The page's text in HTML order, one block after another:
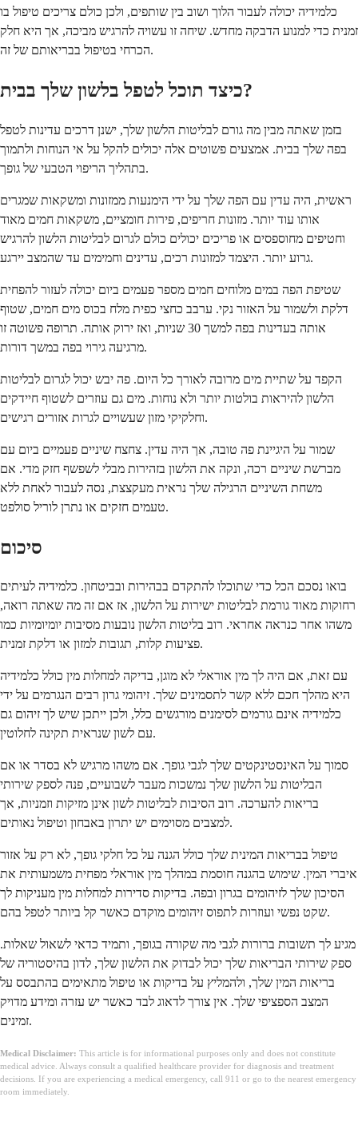
כלמידיה יכולה לעבור הלוך ושוב בין שותפים, ולכן כולם צריכים טיפול בו
זמנית כדי למנוע הדבקה מחדש. שיחה זו עשויה להרגיש מביכה, אך היא חלק
הכרחי בטיפול בבריאותם של זה.
כיצד תוכל לטפל בלשון שלך בבית?
בזמן שאתה מבין מה גורם לבליטות הלשון שלך, ישנן דרכים עדינות לטפל
בפה שלך בבית. אמצעים פשוטים אלה יכולים להקל על אי הנוחות ולתמוך
בתהליך הריפוי הטבעי של גופך.
ראשית, היה עדין עם הפה שלך על ידי הימנעות ממזונות ומשקאות שמגרים
אותו עוד יותר. מזונות חריפים, פירות חומציים, משקאות חמים מאוד
וחטיפים מחוספסים או פריכים יכולים כולם לגרום לבליטות הלשון להרגיש
גרוע יותר. היצמד למזונות רכים, עדינים וחמימים עד שהמצב יירגע.
שטיפת הפה במים מלוחים חמים מספר פעמים ביום יכולה לעזור להפחית
דלקת ולשמור על האזור נקי. ערבב כחצי כפית מלח בכוס מים חמים, שטוף
אותה בעדינות בפה למשך 30 שניות, ואז ירוק אותה. תרופה פשוטה זו
מרגיעה גירוי בפה במשך דורות.
הקפד על שתיית מים מרובה לאורך כל היום. פה יבש יכול לגרום לבליטות
הלשון להיראות בולטות יותר ולא נוחות. מים גם עוזרים לשטוף חיידקים
וחלקיקי מזון שעשויים לגרות אזורים רגישים.
שמור על היגיינת פה טובה, אך היה עדין. צחצח שיניים פעמיים ביום עם
מברשת שיניים רכה, ונקה את הלשון בזהירות מבלי לשפשף חזק מדי. אם
משחת השיניים הרגילה שלך נראית מעקצצת, נסה לעבור לאחת ללא
טעמים חזקים או נתרן לוריל סולפט.
סיכום
בואו נסכם הכל כדי שתוכלו להתקדם בבהירות ובביטחון. כלמידיה לעיתים
רחוקות מאוד גורמת לבליטות ישירות על הלשון, אז אם זה מה שאתה רואה,
משהו אחר כנראה אחראי. רוב בליטות הלשון נובעות מסיבות יומיומיות כמו
פציעות קלות, תגובות למזון או דלקת זמנית.
עם זאת, אם היה לך מין אוראלי לא מוגן, בדיקה למחלות מין כולל כלמידיה
היא מהלך חכם ללא קשר לתסמינים שלך. זיהומי גרון רבים הנגרמים על ידי
כלמידיה אינם גורמים לסימנים מורגשים כלל, ולכן ייתכן שיש לך זיהום גם
עם לשון שנראית תקינה לחלוטין.
סמוך על האינסטינקטים שלך לגבי גופך. אם משהו מרגיש לא בסדר או אם
הבליטות על הלשון שלך נמשכות מעבר לשבועיים, פנה לספק שירותי
בריאות להערכה. רוב הסיבות לבליטות לשון אינן מזיקות וזמניות, אך
למצבים מסוימים יש יתרון באבחון וטיפול נאותים.
טיפול בבריאות המינית שלך כולל הגנה על כל חלקי גופך, לא רק על אזור
איברי המין. שימוש בהגנה חוסמת במהלך מין אוראלי מפחית משמעותית את
הסיכון שלך לזיהומים בגרון ובפה. בדיקות סדירות למחלות מין מעניקות לך
שקט נפשי ועוזרות לתפוס זיהומים מוקדם כאשר קל ביותר לטפל בהם.
מגיע לך תשובות ברורות לגבי מה שקורה בגופך, ותמיד כדאי לשאול שאלות.
ספק שירותי הבריאות שלך יכול לבדוק את הלשון שלך, לדון בהיסטוריה של
בריאות המין שלך, ולהמליץ על בדיקות או טיפול מתאימים בהתבסס על
המצב הספציפי שלך. אין צורך לדאוג לבד כאשר יש עזרה ומידע מדויק
זמינים.
Medical Disclaimer: This article is for informational purposes only and does not constitute
medical advice. Always consult a qualified healthcare provider for diagnosis and treatment
decisions. If you are experiencing a medical emergency, call 911 or go to the nearest emergency
room immediately.